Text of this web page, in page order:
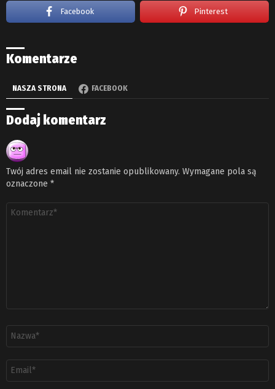
Facebook Pinterest
Komentarze
NASZA STRONA FACEBOOK
Dodaj komentarz
Twój adres email nie zostanie opublikowany. Wymagane pola są
oznaczone *
email
*